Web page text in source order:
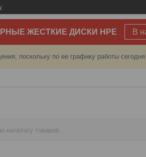
ЖЕСТКИЕ ДИСКИ HPE В
поскольку по ее графику работы